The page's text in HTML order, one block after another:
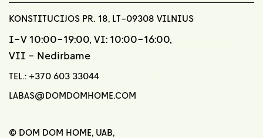
KONSTITUCIJOS PR. 18, LT-09308 VILNIUS
I-V 10:00-19:00, VI: 10:00-16:00,
VII - Nedirbame
TEL.: +370 603 33044
LABAS@DOMDOMHOME.COM
© DOM DOM HOME, UAB,